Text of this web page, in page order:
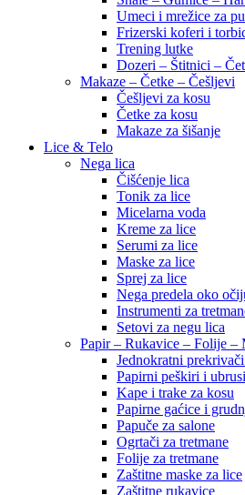
Umeci i mrežice za
Frizerski koferi i
Trening lutke
Dozeri – Štitnici –
Makaze – Četke – Češljevi
Češljevi za kosu
Četke za kosu
Makaze za šišanje
Lice & Telo
Nega lica
Čišćenje lica
Tonik za lice
Micelarna voda
Kreme za lice
Serumi za lice
Maske za lice
Sprej za lice
Nega predela oko
Instrumenti za
Setovi za negu lica
Papir – Rukavice – Folije –
Jednokratni
Papirni peškiri i ubrusi
Kape i trake za kosu
Papirne gaćice i
Papuče za salone
Ogrtači za tretmane
Folije za tretmane
Zaštitne maske za lice
Zaštitne rukavice